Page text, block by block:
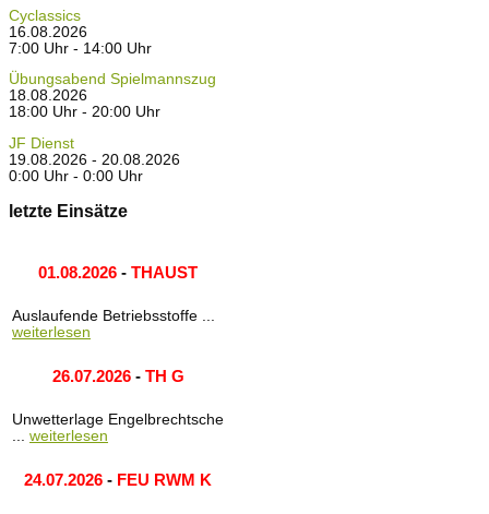
Cyclassics
16.08.2026
7:00 Uhr - 14:00 Uhr
Übungsabend Spielmannszug
18.08.2026
18:00 Uhr - 20:00 Uhr
JF Dienst
19.08.2026 - 20.08.2026
0:00 Uhr - 0:00 Uhr
letzte Einsätze
01.08.2026 - THAUST
Auslaufende Betriebsstoffe ...
weiterlesen
26.07.2026- TH G
Unwetterlage Engelbrechtsche
... weiterlesen
24.07.2026 - FEU RWM K